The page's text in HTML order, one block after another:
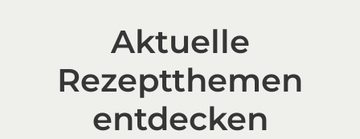
Aktuelle
Rezeptthemen
entdecken